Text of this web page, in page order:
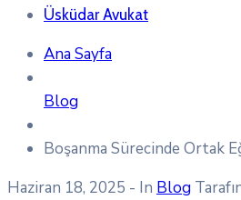
Üsküdar Avukat
Ana Sayfa
Blog
Boşanma Sürecinde Ortak
Haziran 18, 2025 - In Blog